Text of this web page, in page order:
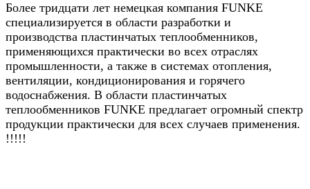
Более тридцати лет немецкая компания FUNKE
специализируется в области разработки и
производства пластинчатых теплообменников,
применяющихся практически во всех отраслях
промышленности, а также в системах отопления,
вентиляции, кондиционирования и горячего
водоснабжения. В области пластинчатых
теплообменников FUNKE предлагает огромный спектр
продукции практически для всех случаев применения.
!!!!!